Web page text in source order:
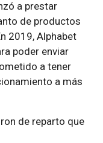
a prestar
de productos
2019, Alphabet
poder enviar
a tener
a más
de reparto que